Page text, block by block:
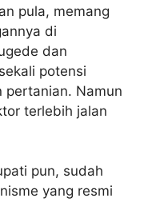
pula, memang
di
dan
potensi
pertanian. Namun
terlebih jalan
pun, sudah
yang resmi